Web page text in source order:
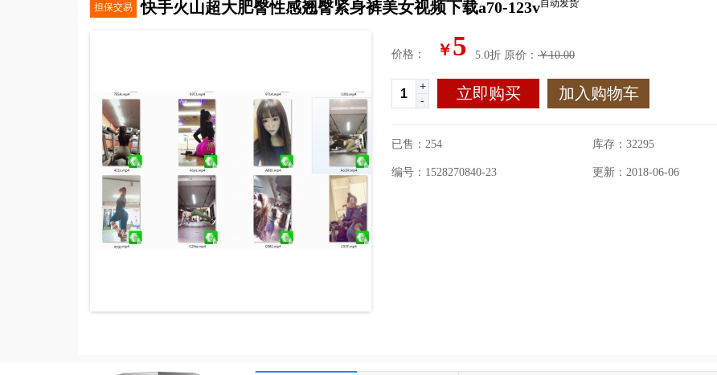
担保交易 自动发货
快手火山超大肥臀性感翘臀紧身裤美女视频下载a70-123v
价格： ￥5 5.0折 原价： ￥10.00
+
-
立即购买 加入购物车
已售：254 库存： 32295
编号：1528270840-23 更新：2018-06-06